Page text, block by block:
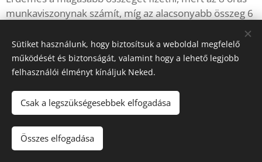
munkaviszonynak számít, míg az alacsonyabb összeg 6
Gaskó Könyvelő és Adótanácsadó Kft. Adószám:25343760
Iroda: 9023 Győr, Mészáros Lőrinc utca 5. Székhely:9011 Győr,
Regős utca 23.
Az oldalt a
Webnode
Sütiket használunk, hogy biztosítsuk a weboldal megfelelő
működését és biztonságát, valamint hogy a lehető legjobb
felhasználói élményt kínáljuk Neked.
Csak a legszükségesebbek elfogadása
Összes elfogadása